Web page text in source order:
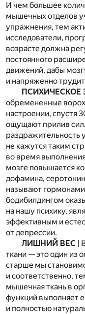
И чем большее
мышечных отделов
упражнения, тем
исследователи,
возрасте должна
постоянного
движений, дабы
и напряженно
ПСИХИЧЕСКОЕ
обремененные
настроении, спустя
ощущают прилив
раздражительность
не кажутся таким
во время
мозге повышается
дофамина,
называют
бодибилдингом
на нашу психику,
эффективным и
от депрессии.
ЛИШНИЙ ВЕС |
ткани — это один из
старше мы
и соответственно,
мышечная ткань в
функций выполняет
и полностью